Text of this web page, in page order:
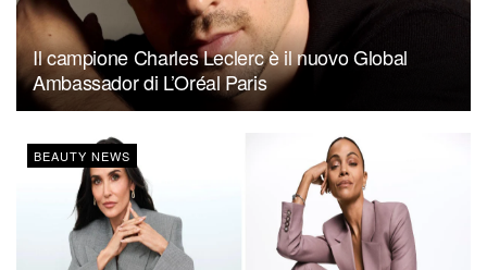
Il campione Charles Leclerc è il nuovo Global
Ambassador di L’Oréal Paris
BEAUTY NEWS